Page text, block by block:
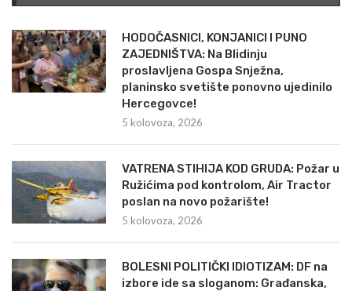
HODOČASNICI, KONJANICI I PUNO
ZAJEDNIŠTVA: Na Blidinju
proslavljena Gospa Snježna,
planinsko svetište ponovno ujedinilo
Hercegovce!
5 kolovoza, 2026
VATRENA STIHIJA KOD GRUDA: Požar u
Ružićima pod kontrolom, Air Tractor
poslan na novo požarište!
5 kolovoza, 2026
BOLESNI POLITIČKI IDIOTIZAM: DF na
izbore ide sa sloganom: Građanska,